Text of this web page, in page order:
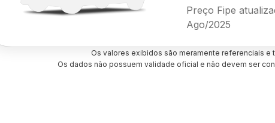
Preço Fipe
Ago/2025
Os valores exibidos são meramente referenciais
Os dados não possuem validade oficial e não devem ser